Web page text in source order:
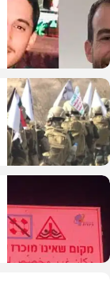
צבא וביטחון
בעולם